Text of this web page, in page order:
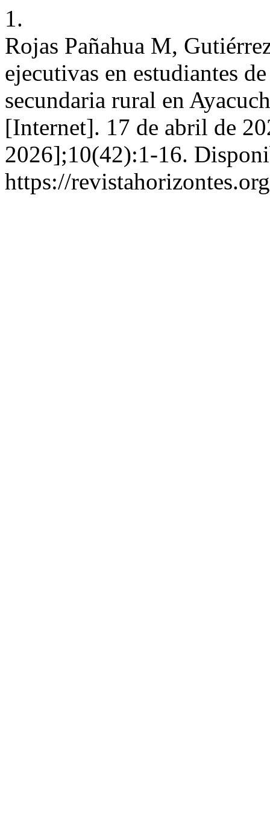
1.
Rojas Pañahua M,
ejecutivas en estudiantes
secundaria rural en
[Internet]. 17 de abril de
2026];10(42):1-16.
https://